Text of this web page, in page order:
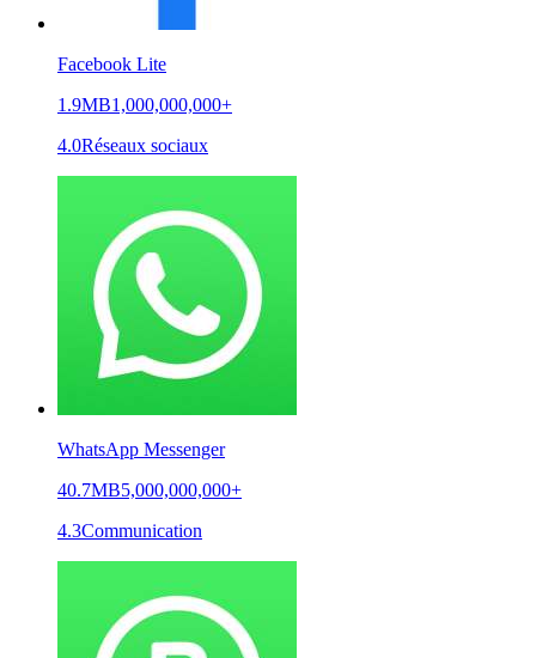
Facebook Lite
1.9MB1,000,000,000+
4.0Réseaux sociaux
WhatsApp Messenger
40.7MB5,000,000,000+
4.3Communication